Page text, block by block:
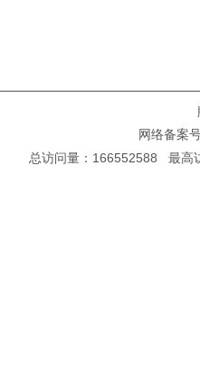
网络备案号
总访问量：166552588 最